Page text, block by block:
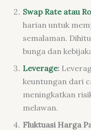
Swap Rate atau
harian untuk
semalaman.
bunga dan
Leverage:
keuntungan dari
meningkatkan
melawan.
Fluktuasi Harga